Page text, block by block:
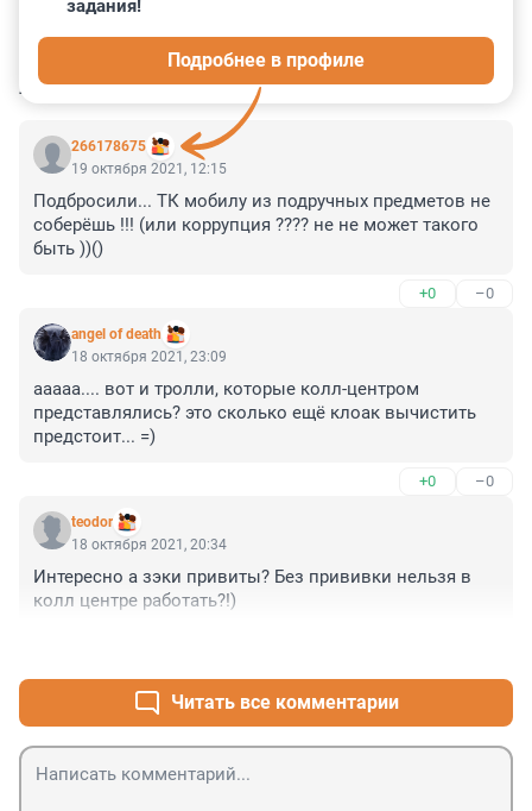
КОММЕНТАРИИ 13
266178675
задания!
Подробнее в профиле
19 октября 2021, 12:15
Подбросили... ТК мобилу из подручных предметов не
соберёшь !!! (или коррупция ???? не не может такого
быть ))()
+0 –0
angel of death
18 октября 2021, 23:09
ааааа.... вот и тролли, которые колл-центром
представлялись? это сколько ещё клоак вычистить
предстоит... =)
+0 –0
teodor
18 октября 2021, 20:34
Интересно а зэки привиты? Без прививки нельзя в
колл центре работать?!)
Читать все комментарии